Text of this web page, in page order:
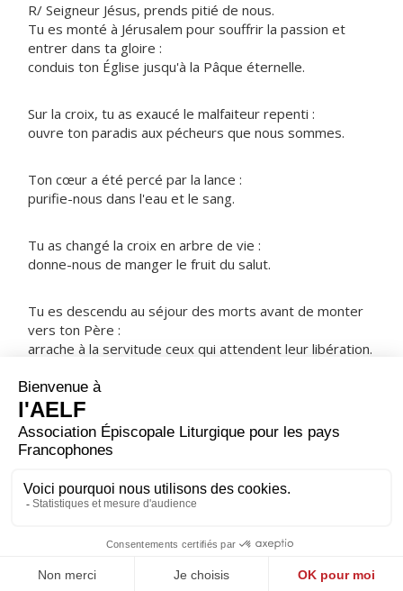
R/ Seigneur Jésus, prends pitié de nous.
Tu es monté à Jérusalem pour souffrir la passion et
entrer dans ta gloire :
conduis ton Église jusqu'à la Pâque éternelle.
Sur la croix, tu as exaucé le malfaiteur repenti :
ouvre ton paradis aux pécheurs que nous sommes.
Ton cœur a été percé par la lance :
purifie-nous dans l'eau et le sang.
Tu as changé la croix en arbre de vie :
donne-nous de manger le fruit du salut.
Tu es descendu au séjour des morts avant de monter
vers ton Père :
arrache à la servitude ceux qui attendent leur libération.
NOTRE PÈRE
ORAISON
notre faiblesse nous a rendus captifs du péché, que ta
tendresse nous en délivre.